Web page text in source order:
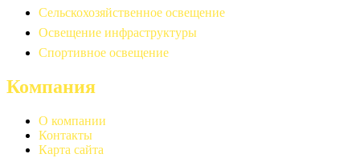
Сельскохозяйственное освещение
Освещение инфраструктуры
Спортивное освещение
Компания
О компании
Контакты
Карта сайта